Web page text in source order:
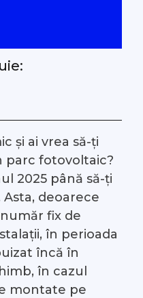
și ai vrea să-ți
parc fotovoltaic?
2025 până să-ți
deoarece
fix de
în perioada
încă în
în cazul
montate pe